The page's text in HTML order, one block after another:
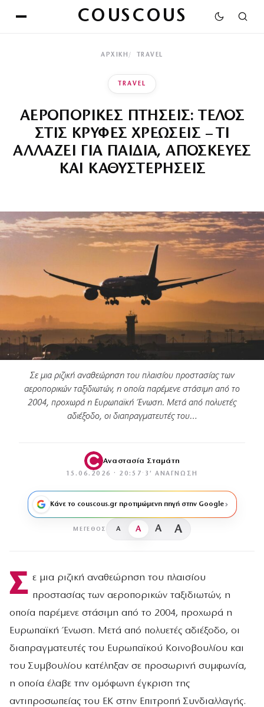
COUSCOUS
ΑΡΧΙΚΉ TRAVEL
TRAVEL
ΑΕΡΟΠΟΡΙΚΕΣ ΠΤΗΣΕΙΣ: ΤΕΛΟΣ
ΣΤΙΣ ΚΡΥΦΕΣ ΧΡΕΩΣΕΙΣ – ΤΙ
ΑΛΛΑΖΕΙ ΓΙΑ ΠΑΙΔΙΑ, ΑΠΟΣΚΕΥΕΣ
ΚΑΙ ΚΑΘΥΣΤΕΡΗΣΕΙΣ
Σε μια ριζική αναθεώρηση του πλαισίου προστασίας των
αεροπορικών ταξιδιωτών, η οποία παρέμενε στάσιμη από το
2004, προχωρά η Ευρωπαϊκή Ένωση. Μετά από πολυετές
αδιέξοδο, οι διαπραγματευτές του…
Αναστασία Σταμάτη
15.06.2026 · 20:57 · 3′ ΑΝΆΓΝΩΣΗ
Κάνε το couscous.gr προτιμώμενη πηγή στην Google
ΜΈΓΕΘΟΣ A A A A
Σ ε μια ριζική αναθεώρηση του πλαισίου
προστασίας των αεροπορικών ταξιδιωτών, η
οποία παρέμενε στάσιμη από το 2004, προχωρά η
Ευρωπαϊκή Ένωση. Μετά από πολυετές αδιέξοδο, οι
διαπραγματευτές του Ευρωπαϊκού Κοινοβουλίου και
του Συμβουλίου κατέληξαν σε προσωρινή συμφωνία,
η οποία έλαβε την ομόφωνη έγκριση της
αντιπροσωπείας του ΕΚ στην Επιτροπή Συνδιαλλαγής.